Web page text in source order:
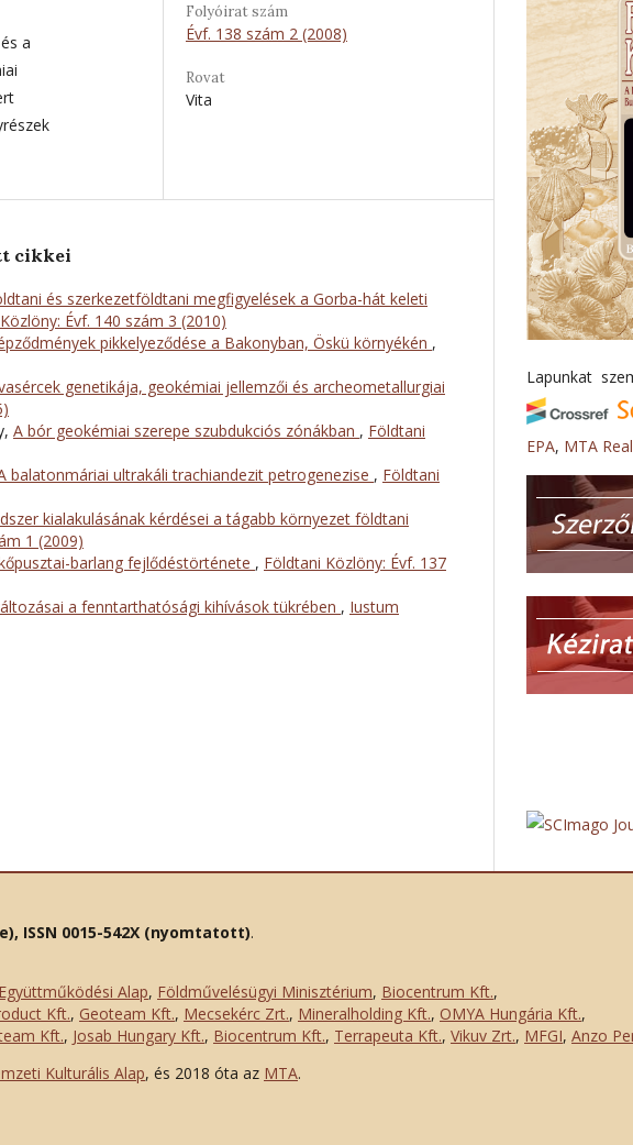
a
Folyóirat szám
Évf. 138 szám 2 (2008)
Rovat
Vita
cikkei
és szerkezetföldtani megfigyelések a Gorba-hát keleti
Évf. 140 szám 3 (2010)
pikkelyeződése a Bakonyban, Öskü környékén ,
genetikája, geokémiai jellemzői és archeometallurgiai
A bór geokémiai szerepe szubdukciós zónákban , Földtani
balatonmáriai ultrakáli trachiandezit petrogenezise , Földtani
kialakulásának kérdései a tágabb környezet földtani
1 (2009)
barlang fejlődéstörténete , Földtani Közlöny: Évf. 137
a fenntarthatósági kihívások tükrében , Iustum
Lapunkat
EPA, MTA Real
ISSN 0015-542X (nyomtatott).
Alap, Földművelésügyi Minisztérium, Biocentrum Kft.,
Kft., Geoteam Kft., Mecsekérc Zrt., Mineralholding Kft., OMYA Hungária Kft.,
Kft., Josab Hungary Kft., Biocentrum Kft., Terrapeuta Kft., Vikuv Zrt., MFGI, Anzo
Kulturális Alap, és 2018 óta az MTA.